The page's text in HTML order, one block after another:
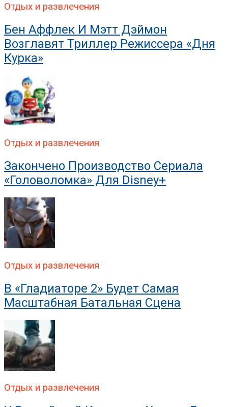
Отдых и развлечения
Бен Аффлек И Мэтт Дэймон
Возглавят Триллер Режиссера «Дня
Курка»
Отдых и развлечения
Закончено Производство Сериала
«Головоломка» Для Disney+
Отдых и развлечения
В «Гладиаторе 2» Будет Самая
Масштабная Батальная Сцена
Отдых и развлечения